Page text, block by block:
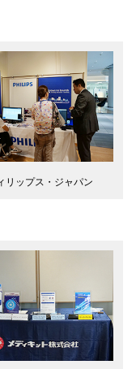
リップス・ジャパン